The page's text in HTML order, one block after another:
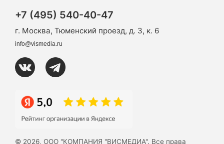
+7 (495) 540-40-47
г. Москва, Тюменский проезд, д. 3, к. 6
info@vismedia.ru
© 2026, ООО "КОМПАНИЯ "ВИСМЕДИА". Все права